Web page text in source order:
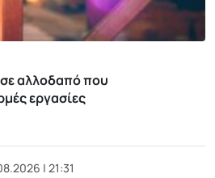
αλλοδαπό που
εργασίες
| 21:31